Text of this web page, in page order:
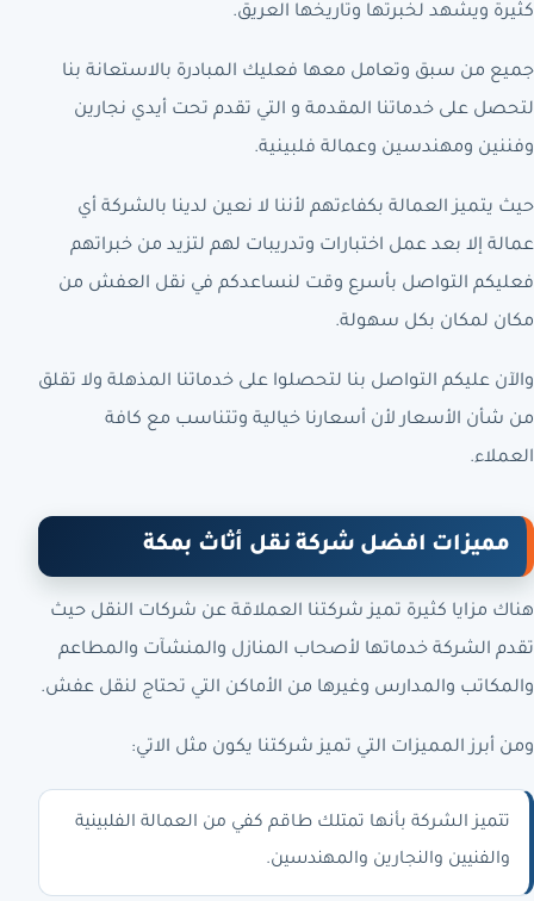
كثيرة ويشهد لخبرتها وتاريخها العريق.
جميع من سبق وتعامل معها فعليك المبادرة بالاستعانة بنا
لتحصل على خدماتنا المقدمة و التي تقدم تحت أيدي نجارين
وفننين ومهندسين وعمالة فلبينية.
حيث يتميز العمالة بكفاءتهم لأننا لا نعين لدينا بالشركة أي
عمالة إلا بعد عمل اختبارات وتدريبات لهم لتزيد من خبراتهم
فعليكم التواصل بأسرع وقت لنساعدكم في نقل العفش من
مكان لمكان بكل سهولة.
والآن عليكم التواصل بنا لتحصلوا على خدماتنا المذهلة ولا تقلق
من شأن الأسعار لأن أسعارنا خيالية وتتناسب مع كافة
العملاء.
مميزات افضل شركة نقل أثاث بمكة
هناك مزايا كثيرة تميز شركتنا العملاقة عن شركات النقل حيث
تقدم الشركة خدماتها لأصحاب المنازل والمنشآت والمطاعم
والمكاتب والمدارس وغيرها من الأماكن التي تحتاج لنقل عفش.
ومن أبرز المميزات التي تميز شركتنا يكون مثل الاتي:
تتميز الشركة بأنها تمتلك طاقم كفي من العمالة الفلبينية
والفنيين والنجارين والمهندسين.